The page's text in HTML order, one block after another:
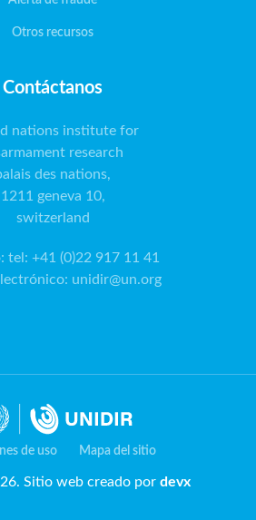
Otros recursos
Contáctanos
nations institute for
research
des nations,
1211 geneva 10,
switzerland
: tel: +41 (0)22 917 11 41
: unidir@un.org
de uso Mapa del sitio
Sitio web creado por devx